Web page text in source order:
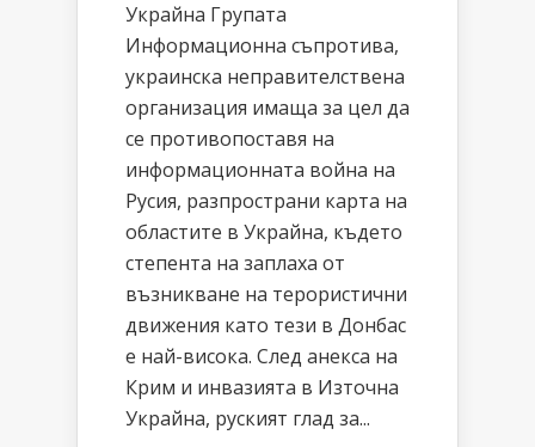
Украйна Групата
Информационна съпротива,
украинска неправителствена
организация имаща за цел да
се противопоставя на
информационната война на
Русия, разпространи карта на
областите в Украйна, където
степента на заплаха от
възникване на терористични
движения като тези в Донбас
е най-висока. След анекса на
Крим и инвазията в Източна
Украйна, руският глад за...